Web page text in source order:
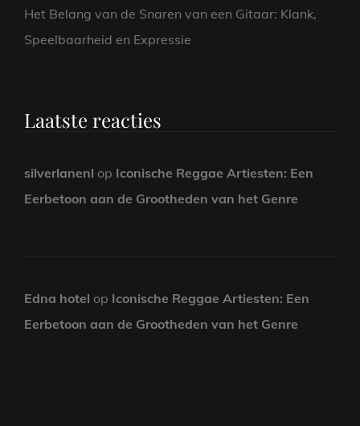
Het Belang van de Snaren van een Gitaar: Klank,
Speelbaarheid en Expressie
Laatste reacties
silverlanenl op Iconische Reggae Artiesten: Een
Eerbetoon aan de Grootheden van het Genre
Edna hotel op Iconische Reggae Artiesten: Een
Eerbetoon aan de Grootheden van het Genre